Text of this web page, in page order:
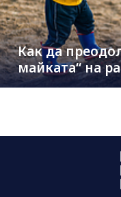
Как да
майката“ на